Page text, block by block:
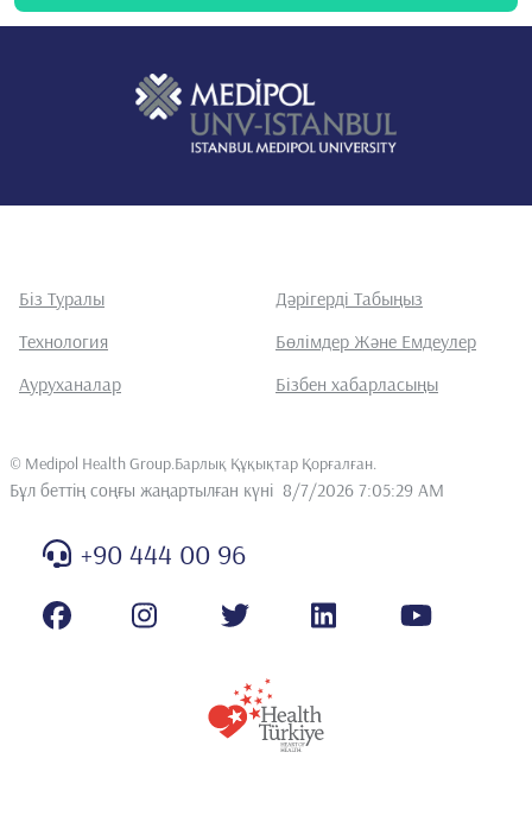
Біз Туралы
Дәрігерді Табыңыз
Технология
Бөлімдер Және Емдеулер
Ауруханалар
Бізбен хабарласыңы
© Medipol Health Group.Барлық Құқықтар Қорғалған.
Бұл беттің соңғы жаңартылған күні 8/7/2026 7:05:29 AM
+90 444 00 96